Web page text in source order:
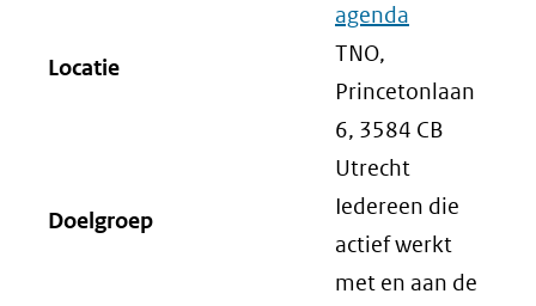
agenda
Locatie
TNO,
Princetonlaan
6, 3584 CB
Utrecht
Doelgroep
Iedereen die
actief werkt
met en aan de